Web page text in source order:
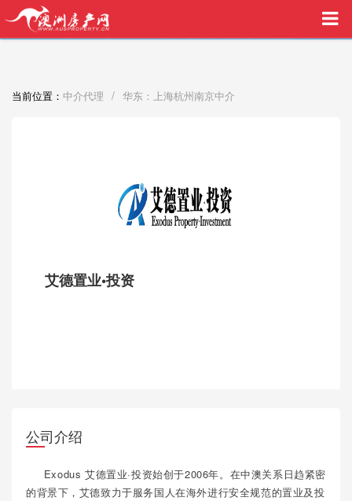
买家中介VIP服务，助您安心购房
当前位置： 中介代理 / 华东：上海杭州南京中介
艾德置业•投资
公司介绍
Exodus 艾德置业·投资始创于2006年。在中澳关系日趋紧密
的背景下，艾德致力于服务国人在海外进行安全规范的置业及投